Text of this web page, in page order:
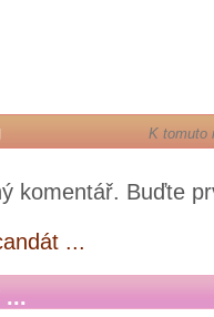
K tomuto
komentář. Buďte
...
...